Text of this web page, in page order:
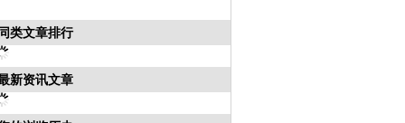
同类文章排行
新资讯文章